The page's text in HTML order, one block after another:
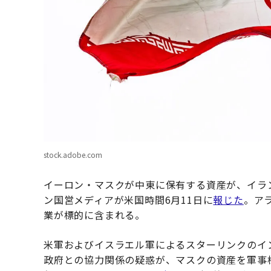
stock.adobe.com
イーロン・マスクが中東に保有する資産が、イ
ン国営メディアが米国時間6月11日に報じた。ア
業が標的に含まれる。
米軍およびイスラエル軍によるスターリンクの
政府との協力関係の疑惑が、マスクの資産を軍